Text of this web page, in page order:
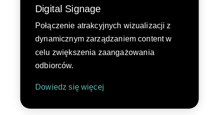
Digital Signage
Połączenie atrakcyjnych wizualizacji z
dynamicznym zarządzaniem content w
celu zwiększenia zaangażowania
odbiorców.
Dowiedz się więcej